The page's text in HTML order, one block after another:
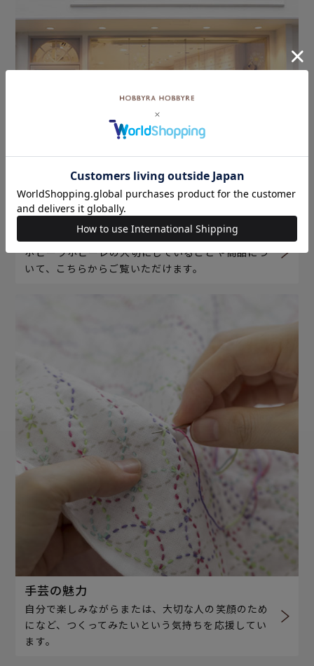
ホビーラホビーレについて
ホビーラホビーレの大切にしていることや商品につ
いて、こちらからご覧いただけます。
手芸の魅力
自分で楽しみながらまたは、大切な人の笑顔のため
になど、つくってみたいという気持ちを応援してい
ます。